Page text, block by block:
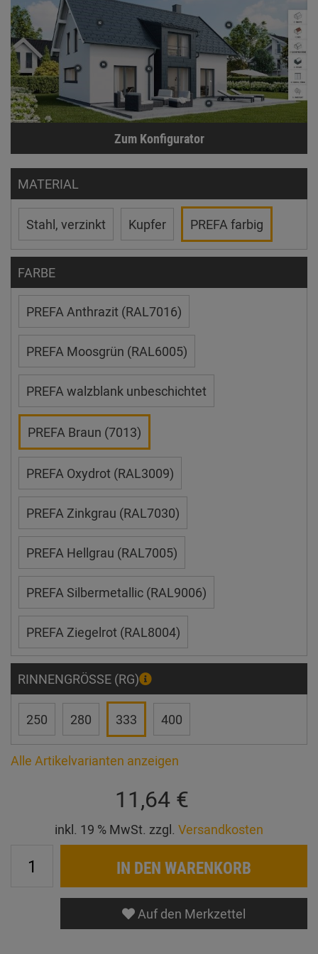
Zum Konfigurator
MATERIAL
Stahl, verzinkt Kupfer PREFA farbig
FARBE
PREFA Anthrazit (RAL7016)
PREFA Moosgrün (RAL6005)
PREFA walzblank unbeschichtet
PREFA Braun (7013)
PREFA Oxydrot (RAL3009)
PREFA Zinkgrau (RAL7030)
PREFA Hellgrau (RAL7005)
PREFA Silbermetallic (RAL9006)
PREFA Ziegelrot (RAL8004)
RINNENGRÖSSE (RG)
250 280 333 400
Alle Artikelvarianten anzeigen
11,64 €
inkl. 19 % MwSt. zzgl. Versandkosten
IN DEN WARENKORB
Auf den Merkzettel